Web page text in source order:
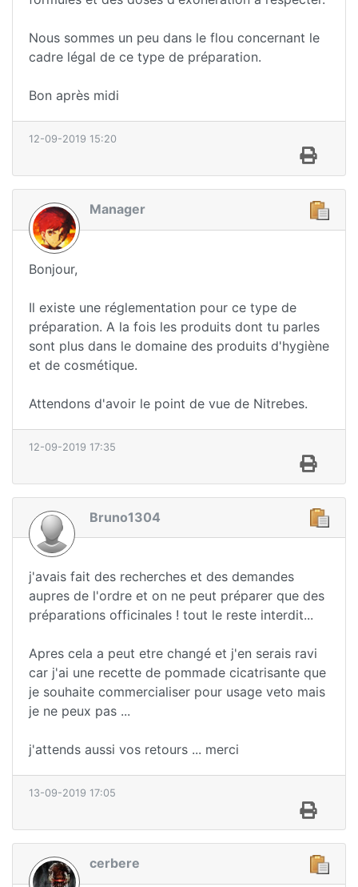
Nous sommes un peu dans le flou concernant le
cadre légal de ce type de préparation.
Bon après midi
12-09-2019 15:20
Manager
Bonjour,
Il existe une réglementation pour ce type de
préparation. A la fois les produits dont tu parles
sont plus dans le domaine des produits d'hygiène
et de cosmétique.
Attendons d'avoir le point de vue de Nitrebes.
12-09-2019 17:35
Bruno1304
j'avais fait des recherches et des demandes
aupres de l'ordre et on ne peut préparer que des
préparations officinales ! tout le reste interdit...
Apres cela a peut etre changé et j'en serais ravi
car j'ai une recette de pommade cicatrisante que
je souhaite commercialiser pour usage veto mais
je ne peux pas ...
j'attends aussi vos retours ... merci
13-09-2019 17:05
cerbere